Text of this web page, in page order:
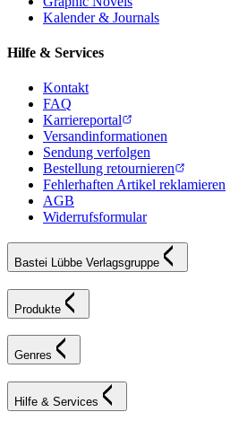
Kalender & Journals
Hilfe & Services
Kontakt
FAQ
Karriereportal
Versandinformationen
Sendung verfolgen
Bestellung retournieren
Fehlerhaften Artikel reklamieren
AGB
Widerrufsformular
Bastei Lübbe Verlagsgruppe
Produkte
Genres
Hilfe & Services